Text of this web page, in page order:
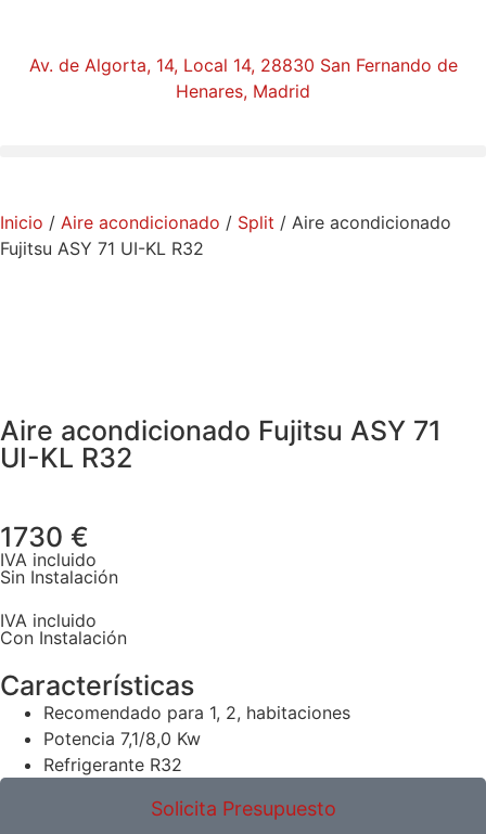
Av. de Algorta, 14, Local 14, 28830 San Fernando de
Henares, Madrid
Inicio / Aire acondicionado / Split / Aire acondicionado
Fujitsu ASY 71 UI-KL R32
Aire acondicionado Fujitsu ASY 71
UI-KL R32
1730 €
IVA incluido
Sin Instalación
IVA incluido
Con Instalación
Características
Recomendado para 1, 2, habitaciones
Potencia 7,1/8,0 Kw
Refrigerante R32
Solicita Presupuesto